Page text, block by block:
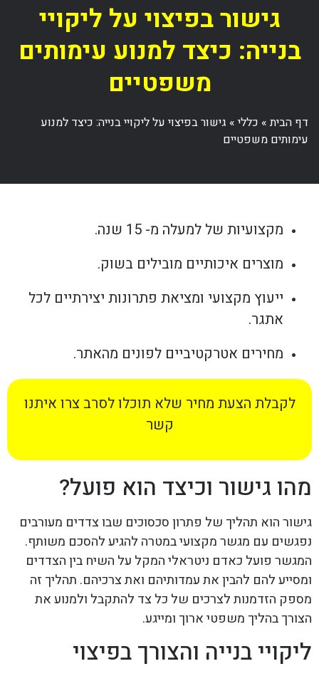
גישור בפיצוי על ליקויי
בנייה: כיצד למנוע עימותים
משפטיים
דף הבית» כללי» גישור בפיצוי על ליקויי בנייה: כיצד למנוע
עימותים משפטיים
מקצועיות של למעלה מ- 15 שנה.
מוצרים איכותיים מובילים בשוק.
ייעוץ מקצועי ומציאת פתרונות יצירתיים לכל
אתגר.
מחירים אטרקטיביים לפונים מהאתר.
לקבלת הצעת מחיר שלא תוכלו לסרב צרו איתנו
קשר
מהו גישור וכיצד הוא פועל?
גישור הוא תהליך של פתרון סכסוכים שבו צדדים מעורבים
נפגשים עם מגשר מקצועי במטרה להגיע להסכם משותף.
המגשר פועל כאדם ניטראלי המקל על השיח בין הצדדים
ומסייע להם להבין את עמדותיהם ואת צרכיהם. תהליך זה
מספק הזדמנות לצרכים של כל צד להתקבל ולמנוע את
הצורך בהליך משפטי ארוך ומייגע.
ליקויי בנייה והצורך בפיצוי